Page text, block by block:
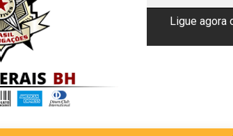
Ligue agora